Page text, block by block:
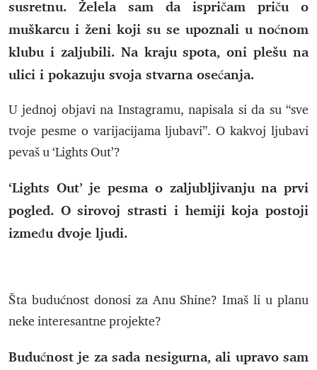
susretnu. Želela sam da ispričam priču o
muškarcu i ženi koji su se upoznali u noćnom
klubu i zaljubili. Na kraju spota, oni plešu na
ulici i pokazuju svoja stvarna osećanja.
U jednoj objavi na Instagramu, napisala si da su “sve
tvoje pesme o varijacijama ljubavi”. O kakvoj ljubavi
pevaš u ‘Lights Out’?
‘Lights Out’ je pesma o zaljubljivanju na prvi
pogled. O sirovoj strasti i hemiji koja postoji
između dvoje ljudi.
Šta budućnost donosi za Anu Shine? Imaš li u planu
neke interesantne projekte?
Budućnost je za sada nesigurna, ali upravo sam